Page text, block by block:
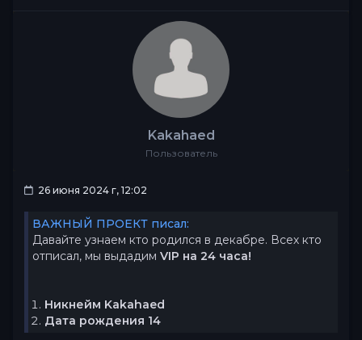
Kakahaed
Пользователь
26 июня 2024 г, 12:02
ВАЖНЫЙ ПРОЕКТ писал:
Давайте узнаем кто родился в декабре. Всех кто
отписал, мы выдадим VIP на 24 часа!
Никнейм Kakahaed
Дата рождения 14